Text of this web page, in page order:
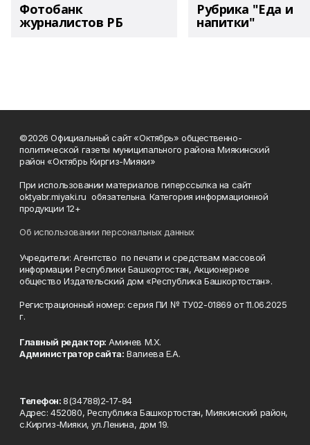
Фотобанк
журналистов РБ
Рубрика "Еда и
напитки"
©2026 Официальный сайт «Октябрь» общественно-
политической газеты муниципального района Миякинский
район «Октябрь Киргиз-Мияки»
При использовании материалов гиперссылка на сайт
oktyabr.miyaki.ru обязательна. Категория информационной
продукции 12+
Об использовании персональных данных
Учредители: Агентство по печати и средствам массовой
информации Республики Башкортостан, Акционерное
общество Издательский дом «Республика Башкортостан».
Регистрационный номер: серия ПИ № ТУ02-01869 от 11.06.2025
г.
Главный редактор: Аминев М.Х.
Администратор сайта: Валиева Е.А.
Телефон:8(34788)2-17-84
Адрес: 452080, Республика Башкортостан, Миякинский район,
с.Киргиз-Мияки, ул.Ленина, дом 19.